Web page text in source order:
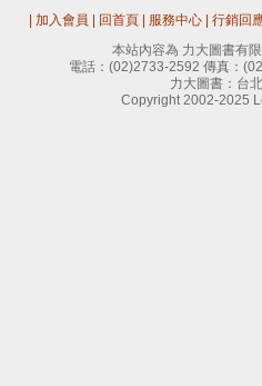
加入會員 回首頁 服務中心
行銷回
本站內容為 力大圖書有
電話： (02)2733-2592 傳真：
力大圖書：台
Copyright 2002-2025